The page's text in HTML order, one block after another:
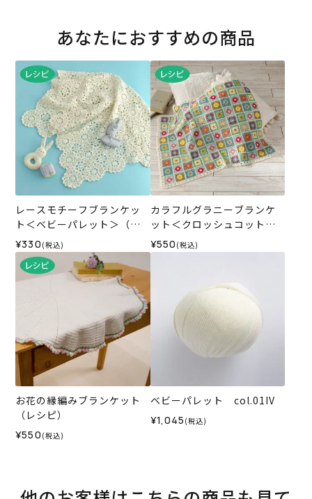
あなたにおすすめの商品
レースモチーフブランケッ
ト＜ベビーパレット＞（レ
シピ）
¥330 (税込)
カラフルグラニーブランケ
ット＜クロッシュコットン
＞（レシピ）
¥550 (税込)
お花の縁編みブランケット
（レシピ）
¥550 (税込)
ベビーパレット col.01IV
¥1,045 (税込)